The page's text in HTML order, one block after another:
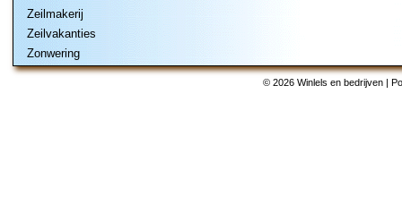
Zeilmakerij
Zeilvakanties
Zonwering
© 2026 Winlels en bedrijven |